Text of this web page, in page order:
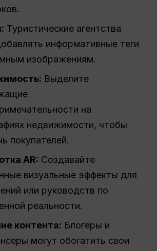
Туристические агентства
информативные теги
изображениям.
Выделите
на
недвижимости, чтобы
покупателей.
AR: Создавайте
визуальные эффекты для
или руководств по
реальности.
контента: Блогеры и
могут обогатить свои